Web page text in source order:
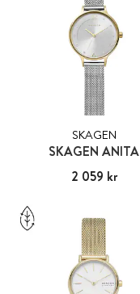
SKAGEN
SKAGEN ANITA
Pris :2 059 kr
2 059 kr